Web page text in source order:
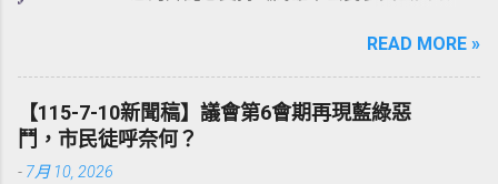
https://reurl.cc/WbAmpD ）以及《高雄市發
展合作事業自治條例草案》（連結：
https://reurl.cc/r03Olr ）這二部草案的立
法。 《高雄市公民參與公共政策自治條例草
案》已於去（ 114 ）年 10 月 29 日，由湯詠
READ MORE »
【115-7-10新聞稿】議會第6會期再現藍綠惡
鬥，市民徒呼奈何？
- 7月 10, 2026